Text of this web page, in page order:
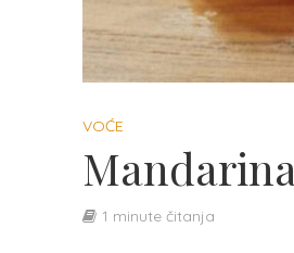
VOĆE
Mandarina
1 minute čitanja